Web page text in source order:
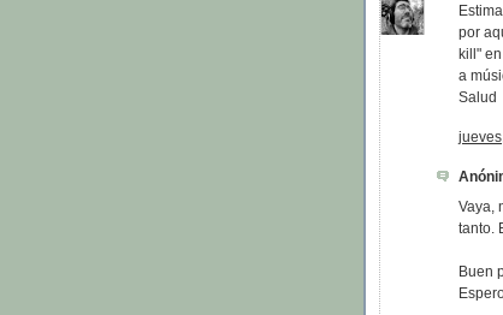
por
kill"
a
Salud
Vaya,
tanto.
Buen